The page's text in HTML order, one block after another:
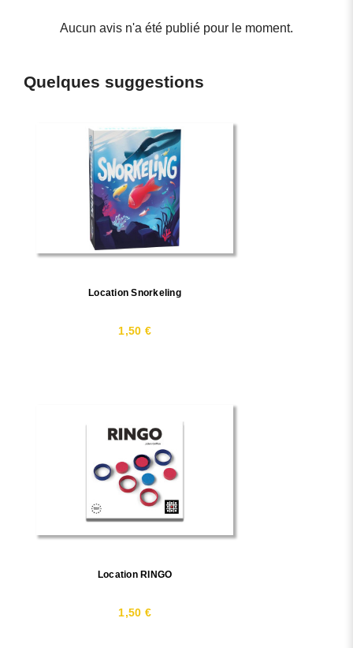
Aucun avis n'a été publié pour le moment.
Quelques suggestions
Location Snorkeling
1,50 €
Location RINGO
1,50 €